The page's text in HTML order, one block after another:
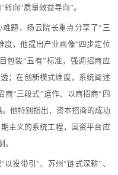
向“质量效益导向”。
题，杨云院长重点分享了“三
度，他提出产业画像“四步定位
包装“五有”标准，强调招商应
；在创新模式维度，系统阐述
商“三段式”运作、以商招商“四
他特别指出，资本招商的成功
主义的系统工程，国资平台应
。
投带引”、苏州“链式深耕”、